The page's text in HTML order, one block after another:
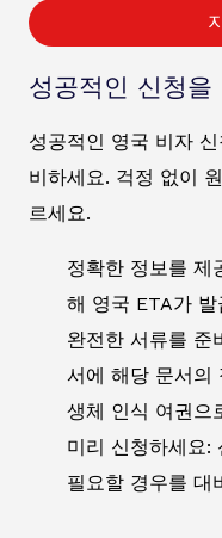
성공적인 신청을
성공적인 영국 비자
비하세요. 걱정 없이
르세요.
정확한 정보를 제
해 영국 ETA가
완전한 서류를 준
서에 해당 문서의
생체 인식 여권으
미리 신청하세요:
필요할 경우를 대